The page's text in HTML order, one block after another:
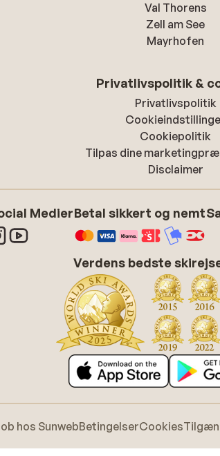
Val Thorens
Zell am See
Mayrhofen
Privatlivspolitik &
Privatlivspolitik
Cookiepolitik
Tilpas dine
Disclaimer
MedierBetal sikkert og nemt
Verdens bedste
hos SunwebBetingelserCookies